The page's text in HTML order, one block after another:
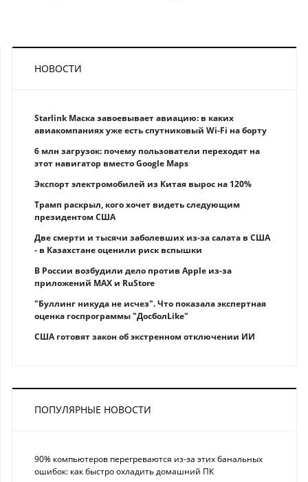
НОВОСТИ
Starlink Маска завоевывает авиацию: в каких
авиакомпаниях уже есть спутниковый Wi-Fi на борту
6 млн загрузок: почему пользователи переходят на
этот навигатор вместо Google Maps
Экспорт электромобилей из Китая вырос на 120%
Трамп раскрыл, кого хочет видеть следующим
президентом США
Две смерти и тысячи заболевших из-за салата в США
- в Казахстане оценили риск вспышки
В России возбудили дело против Apple из-за
приложений MAX и RuStore
"Буллинг никуда не исчез". Что показала экспертная
оценка госпрограммы "ДосболLike"
США готовят закон об экстренном отключении ИИ
ПОПУЛЯРНЫЕ НОВОСТИ
90% компьютеров перегреваются из-за этих банальных
ошибок: как быстро охладить домашний ПК